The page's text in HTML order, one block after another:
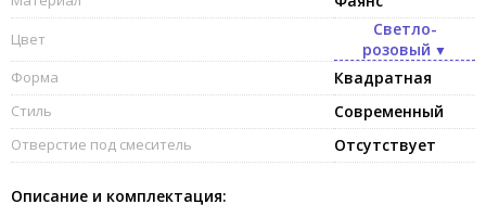
Цвет
Светло-
розовый
Форма Квадратная
Стиль Современный
Отверстие под смеситель Отсутствует
Описание и комплектация: